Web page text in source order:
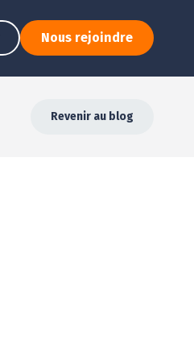
Nous rejoindre
Revenir au blog